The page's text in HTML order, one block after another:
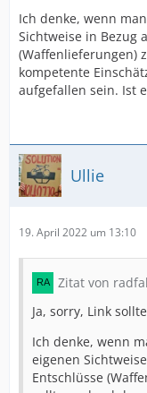
Ich denke, wenn
Sichtweise in Bezug
(Waffenlieferungen)
kompetente
aufgefallen sein. Ist
Ullie
19. April 2022 um 13:10
Zitat von
Ja, sorry, Link
Ich denke, wenn
eigenen
Entschlüsse